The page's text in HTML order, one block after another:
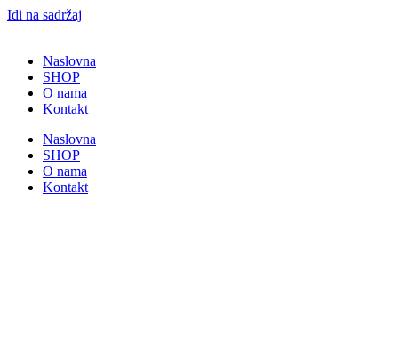
Idi na sadržaj
Naslovna
SHOP
O nama
Kontakt
Naslovna
SHOP
O nama
Kontakt